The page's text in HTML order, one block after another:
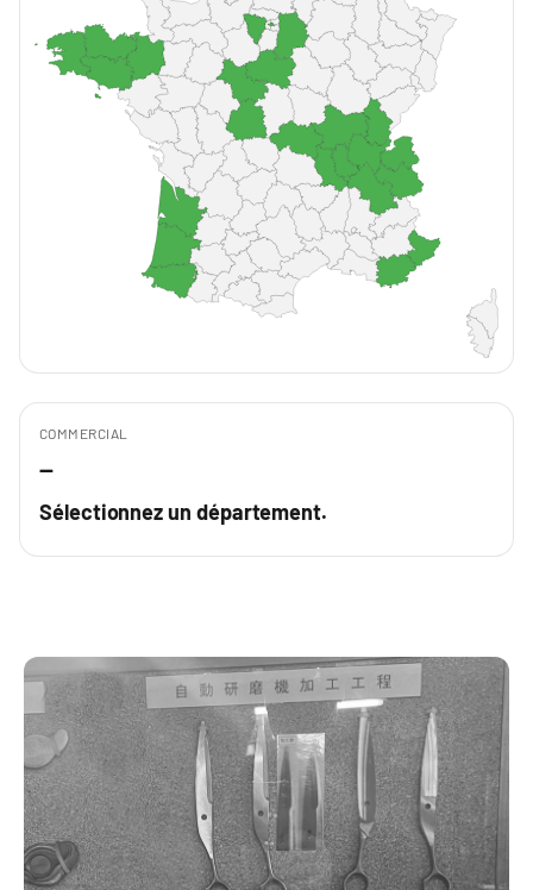
COMMERCIAL
—
Sélectionnez un département.